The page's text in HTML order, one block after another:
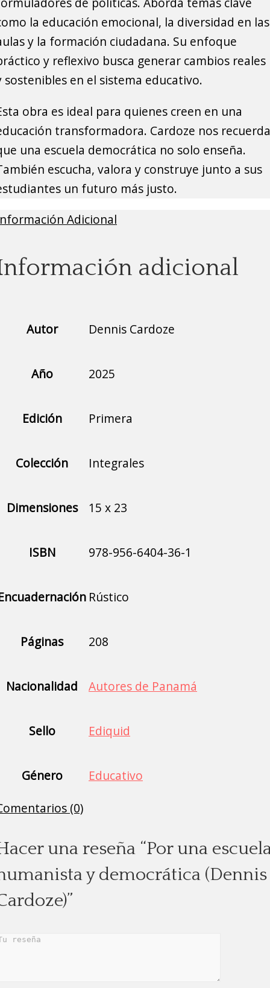
la educación emocional, la diversidad en las
y la formación ciudadana. Su enfoque
y reflexivo busca generar cambios reales
sostenibles en el sistema educativo.
obra es ideal para quienes creen en una
transformadora. Cardoze nos recuerda
una escuela democrática no solo enseña.
escucha, valora y construye junto a sus
un futuro más justo.
Adicional
adicional
Autor Dennis Cardoze
Año 2025
Edición Primera
Colección Integrales
Dimensiones 15 x 23
ISBN 978-956-6404-36-1
Rústico
Páginas 208
Nacionalidad Autores de Panamá
Sello Ediquid
Género
Educativo
(0)
una reseña “Por una
y democrática (Dennis